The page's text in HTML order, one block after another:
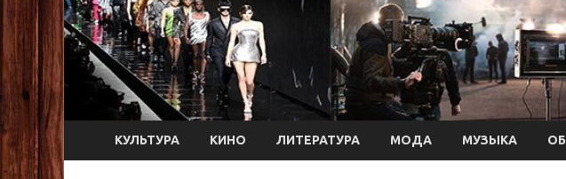
КУЛЬТУРА КИНО ЛИТЕРАТУРА МОДА МУЗЫКА